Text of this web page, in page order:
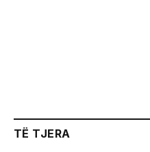
TË TJERA